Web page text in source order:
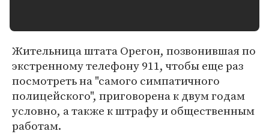
Жительница штата Орегон, позвонившая по
экстренному телефону 911, чтобы еще раз
посмотреть на "самого симпатичного
полицейского", приговорена к двум годам
условно, а также к штрафу и общественным
работам.